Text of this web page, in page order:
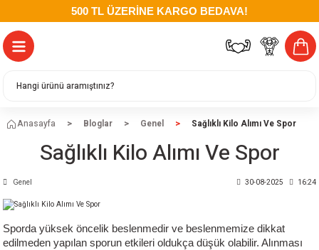
500 TL ÜZERİNE KARGO BEDAVA!
Anasayfa Bloglar Genel Sağlıklı Kilo Alımı Ve Spor
Sağlıklı Kilo Alımı Ve Spor
Genel 30-08-2025 16:24
Sporda yüksek öncelik beslenmedir ve beslenmemize dikkat
edilmeden yapılan sporun etkileri oldukça düşük olabilir. Alınması